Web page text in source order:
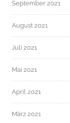
September 2021
August 2021
Juli 2021
Mai 2021
April 2021
März 2021